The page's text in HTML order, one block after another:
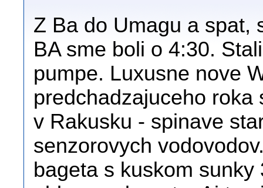
Z Ba do Umagu a spat,
BA sme boli o 4:30.
pumpe. Luxusne nove
predchadzajuceho
v Rakusku - spinave
senzorovych
bageta s kuskom